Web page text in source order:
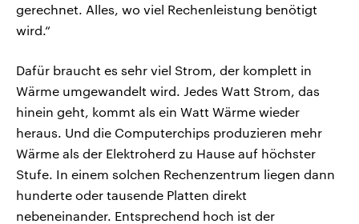
gerechnet. Alles, wo viel Rechenleistung benötigt
wird.“
Dafür braucht es sehr viel Strom, der komplett in
Wärme umgewandelt wird. Jedes Watt Strom, das
hinein geht, kommt als ein Watt Wärme wieder
heraus. Und die Computerchips produzieren mehr
Wärme als der Elektroherd zu Hause auf höchster
Stufe. In einem solchen Rechenzentrum liegen dann
hunderte oder tausende Platten direkt
nebeneinander. Entsprechend hoch ist der